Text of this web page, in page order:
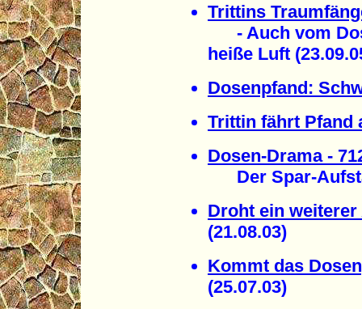
Trittins
- Auch vom
heiße Luft
Dosenpfand:
Trittin fährt Pfand
Dosen-Drama -
Der Spar-
Droht ein
(21.08.03)
Kommt das
(25.07.03)